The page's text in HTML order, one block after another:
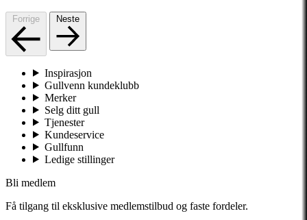
Forrige Neste
Inspirasjon
Gullvenn kundeklubb
Merker
Selg ditt gull
Tjenester
Kundeservice
Gullfunn
Ledige stillinger
Bli medlem
Få tilgang til eksklusive medlemstilbud og faste fordeler.